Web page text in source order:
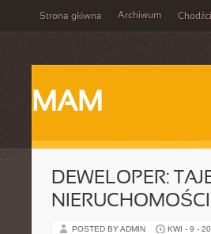
Strona główna Archiwum
MAM
DEWELOPER:
NIERUCHOMOŚCI
POSTED BY ADMIN KWI - 9 -